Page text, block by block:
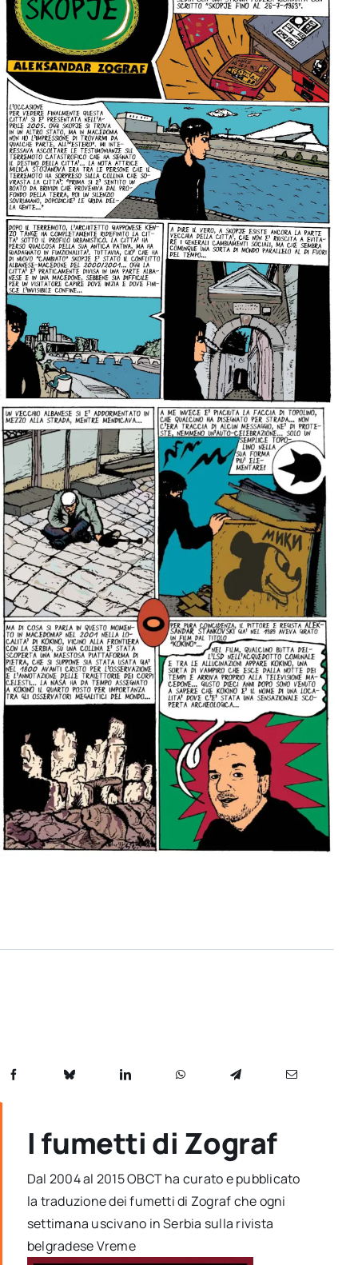
per:
Newsletter
Ita
I fumetti di Zograf
Dal 2004 al 2015 OBCT ha curato e pubblicato
la traduzione dei fumetti di Zograf che ogni
settimana uscivano in Serbia sulla rivista
belgradese Vreme